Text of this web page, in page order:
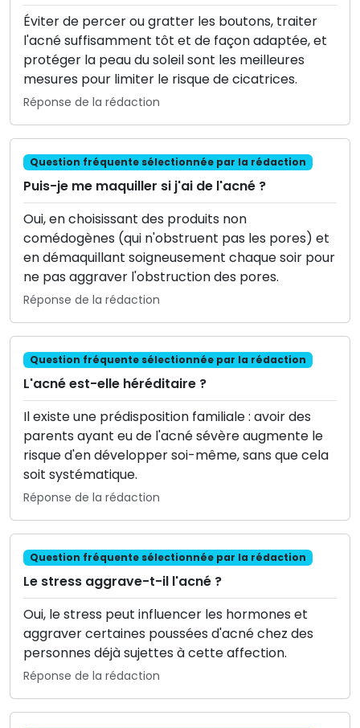
Éviter de percer ou gratter les boutons, traiter
l'acné suffisamment tôt et de façon adaptée, et
protéger la peau du soleil sont les meilleures
mesures pour limiter le risque de cicatrices.
Réponse de la rédaction
Question fréquente sélectionnée par la rédaction
Puis-je me maquiller si j'ai de l'acné ?
Oui, en choisissant des produits non
comédogènes (qui n'obstruent pas les pores) et
en démaquillant soigneusement chaque soir pour
ne pas aggraver l'obstruction des pores.
Réponse de la rédaction
Question fréquente sélectionnée par la rédaction
L'acné est-elle héréditaire ?
Il existe une prédisposition familiale : avoir des
parents ayant eu de l'acné sévère augmente le
risque d'en développer soi-même, sans que cela
soit systématique.
Réponse de la rédaction
Question fréquente sélectionnée par la rédaction
Le stress aggrave-t-il l'acné ?
Oui, le stress peut influencer les hormones et
aggraver certaines poussées d'acné chez des
personnes déjà sujettes à cette affection.
Réponse de la rédaction